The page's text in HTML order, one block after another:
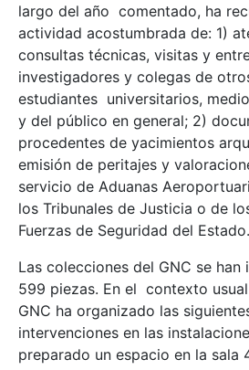
largo del año comentado, ha
actividad acostumbrada de: 1)
consultas técnicas, visitas y
investigadores y colegas de
estudiantes universitarios,
y del público en general; 2)
procedentes de yacimientos
emisión de peritajes y
servicio de Aduanas
los Tribunales de Justicia o de
Fuerzas de Seguridad del Estado.
Las colecciones del GNC se han
599 piezas. En el contexto
GNC ha organizado las
intervenciones en las
preparado un espacio en la sala